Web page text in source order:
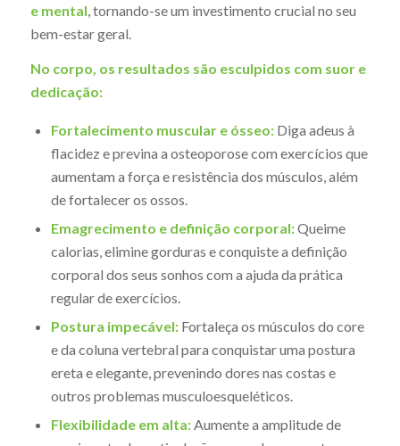
e mental , tornando-se um investimento crucial no seu
bem-estar geral.
No corpo, os resultados são esculpidos com suor e
dedicação:
Fortalecimento muscular e ósseo:Diga adeus à
flacidez e previna a osteoporose com exercícios que
aumentam a força e resistência dos músculos, além
de fortalecer os ossos.
Emagrecimento e definição corporal:Queime
calorias, elimine gorduras e conquiste a definição
corporal dos seus sonhos com a ajuda da prática
regular de exercícios.
Postura impecável:Fortaleça os músculos do core
e da coluna vertebral para conquistar uma postura
ereta e elegante, prevenindo dores nas costas e
outros problemas musculoesqueléticos.
Flexibilidade em alta:Aumente a amplitude de